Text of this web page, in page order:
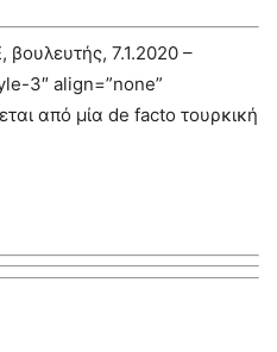
βουλευτής, 7.1.2020 –
3″ align=”none”
από μία de facto τουρκική